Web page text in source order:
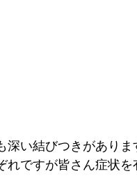
い結びつきがありま
ですが皆さん症状を